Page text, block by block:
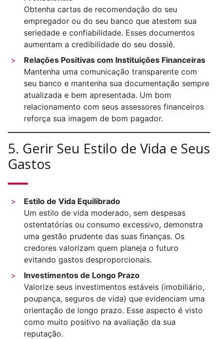
Obtenha cartas de recomendação do seu
empregador ou do seu banco que atestem sua
seriedade e confiabilidade. Esses documentos
aumentam a credibilidade do seu dossiê.
Relações Positivas com Instituições Financeiras
Mantenha uma comunicação transparente com
seu banco e mantenha sua documentação sempre
atualizada e bem apresentada. Um bom
relacionamento com seus assessores financeiros
reforça sua imagem de bom pagador.
5. Gerir Seu Estilo de Vida e Seus
Gastos
Estilo de Vida Equilibrado
Um estilo de vida moderado, sem despesas
ostentatórias ou consumo excessivo, demonstra
uma gestão prudente das suas finanças. Os
credores valorizam quem planeja o futuro
evitando gastos desproporcionais.
Investimentos de Longo Prazo
Valorize seus investimentos estáveis (imobiliário,
poupança, seguros de vida) que evidenciam uma
orientação de longo prazo. Esse aspecto é visto
como muito positivo na avaliação da sua
reputação.